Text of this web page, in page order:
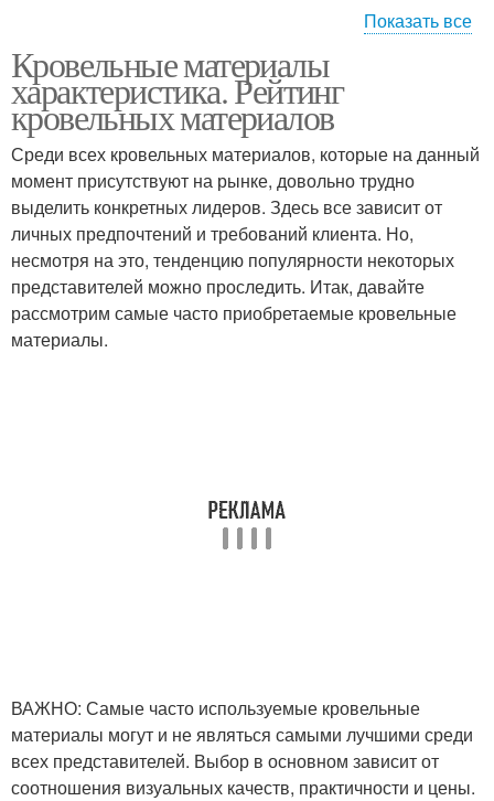
Фальцевая кровля Мягкая кровля
Показать все
Кровельные материалы
характеристика. Рейтинг
кровельных материалов
Среди всех кровельных материалов, которые на данный
момент присутствуют на рынке, довольно трудно
выделить конкретных лидеров. Здесь все зависит от
личных предпочтений и требований клиента. Но,
несмотря на это, тенденцию популярности некоторых
представителей можно проследить. Итак, давайте
рассмотрим самые часто приобретаемые кровельные
материалы.
ВАЖНО: Самые часто используемые кровельные
материалы могут и не являться самыми лучшими среди
всех представителей. Выбор в основном зависит от
соотношения визуальных качеств, практичности и цены.